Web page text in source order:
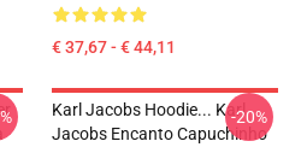
€ 37,67 - € 44,11
Karl Jacobs Hoodie... Karl
Jacobs Encanto Capuchinho
-20%